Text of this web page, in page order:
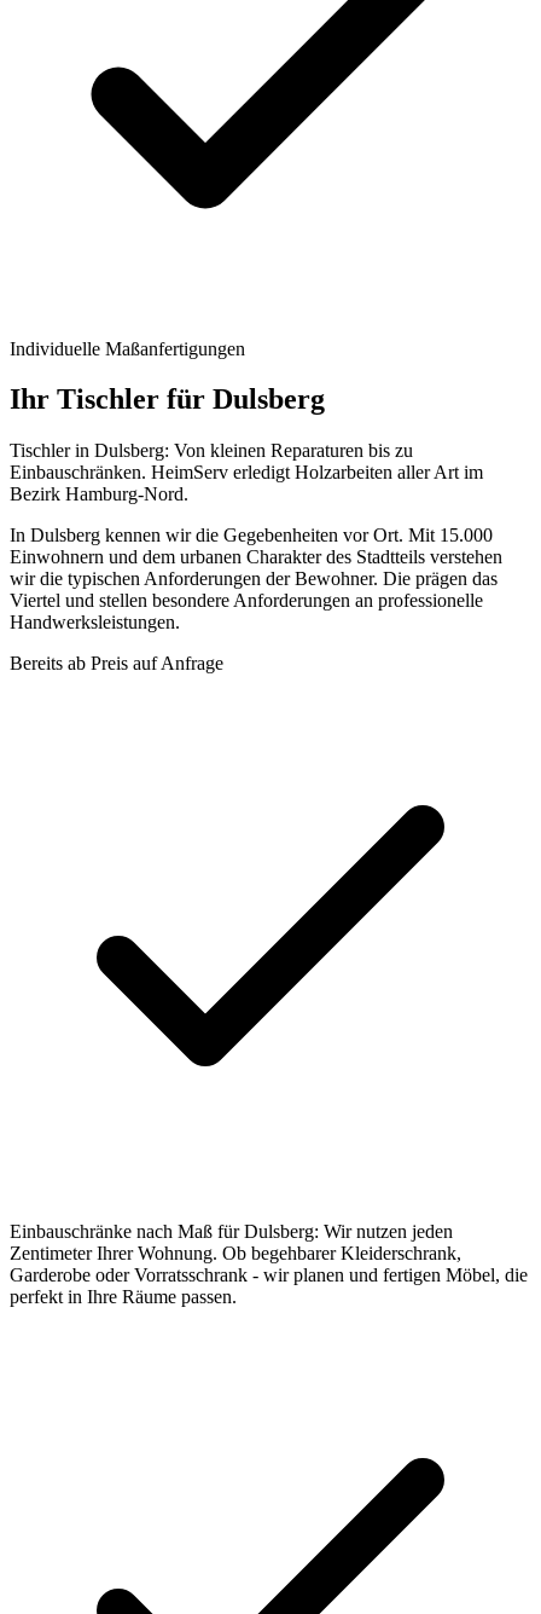
Individuelle Maßanfertigungen
Ihr Tischler für Dulsberg
Tischler in Dulsberg: Von kleinen Reparaturen bis zu
Einbauschränken. HeimServ erledigt Holzarbeiten aller Art im
Bezirk Hamburg-Nord.
In Dulsberg kennen wir die Gegebenheiten vor Ort. Mit 15.000
Einwohnern und dem urbanen Charakter des Stadtteils verstehen
wir die typischen Anforderungen der Bewohner. Die prägen das
Viertel und stellen besondere Anforderungen an professionelle
Handwerksleistungen.
Bereits ab Preis auf Anfrage
Einbauschränke nach Maß für Dulsberg: Wir nutzen jeden
Zentimeter Ihrer Wohnung. Ob begehbarer Kleiderschrank,
Garderobe oder Vorratsschrank - wir planen und fertigen Möbel, die
perfekt in Ihre Räume passen.